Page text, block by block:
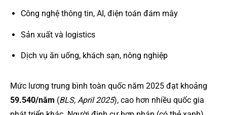
Công nghệ thông tin, AI, điện toán đám mây
Sản xuất và logistics
Dịch vụ ăn uống, khách sạn, nông nghiệp
Mức lương trung bình toàn quốc năm 2025 đạt khoảng
59.540/năm (BLS, April 2025), cao hơn nhiều quốc gia